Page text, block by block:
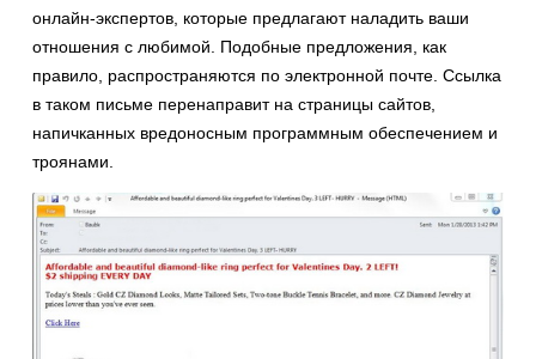
онлайн-экспертов, которые предлагают наладить ваши
отношения с любимой. Подобные предложения, как
правило, распространяются по электронной почте. Ссылка
в таком письме перенаправит на страницы сайтов,
напичканных вредоносным программным обеспечением и
троянами.